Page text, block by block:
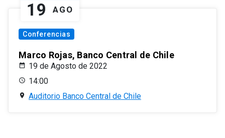
19 AGO
Conferencias
Marco Rojas, Banco Central de Chile
19 de Agosto de 2022
14:00
Auditorio Banco Central de Chile